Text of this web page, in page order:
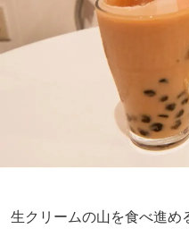
生クリームの山を食べ進め